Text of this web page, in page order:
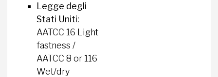
Legge degli
Stati Uniti:
AATCC 16 Light
fastness /
AATCC 8 or 116
Wet/dry